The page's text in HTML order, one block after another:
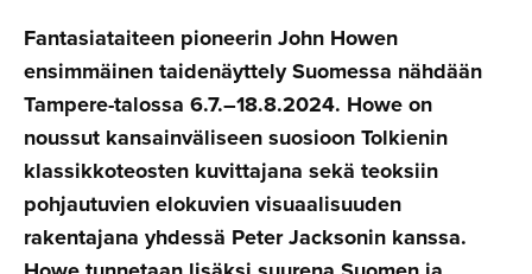
Fantasiataiteen pioneerin John Howen
ensimmäinen taidenäyttely Suomessa nähdään
Tampere-talossa 6.7.–18.8.2024. Howe on
noussut kansainväliseen suosioon Tolkienin
klassikkoteosten kuvittajana sekä teoksiin
pohjautuvien elokuvien visuaalisuuden
rakentajana yhdessä Peter Jacksonin kanssa.